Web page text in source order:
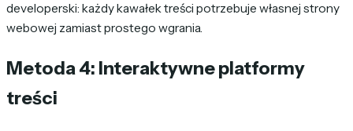
developerski: każdy kawałek treści potrzebuje własnej strony
webowej zamiast prostego wgrania.
Metoda 4: Interaktywne platformy
treści